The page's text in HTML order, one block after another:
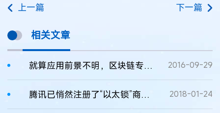
上一篇 下一篇
相关文章
就算应用前景不明，区块链专利也该准备了 2016-09-29
腾讯已悄然注册了“以太锁”商标 加码区块链 2018-01-24